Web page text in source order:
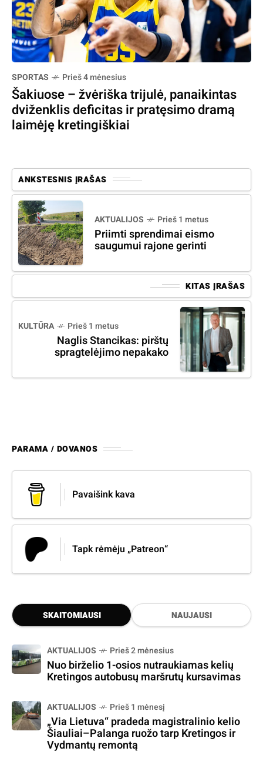
SPORTAS Prieš 4 mėnesius
Šakiuose – žvėriška trijulė, panaikintas
dviženklis deficitas ir pratęsimo dramą
laimėję kretingiškiai
ANKSTESNIS ĮRAŠAS
AKTUALIJOS Prieš 1 metus
Priimti sprendimai eismo
saugumui rajone gerinti
KITAS ĮRAŠAS
KULTŪRA Prieš 1 metus
Naglis Stancikas: pirštų
spragtelėjimo nepakako
PARAMA / DOVANOS
Pavaišink kava
Tapk rėmėju „Patreon“
SKAITOMIAUSI NAUJAUSI
AKTUALIJOS Prieš 2 mėnesius
Nuo birželio 1-osios nutraukiamas kelių
Kretingos autobusų maršrutų kursavimas
AKTUALIJOS Prieš 1 mėnesį
„Via Lietuva“ pradeda magistralinio kelio
Šiauliai–Palanga ruožo tarp Kretingos ir
Vydmantų remontą